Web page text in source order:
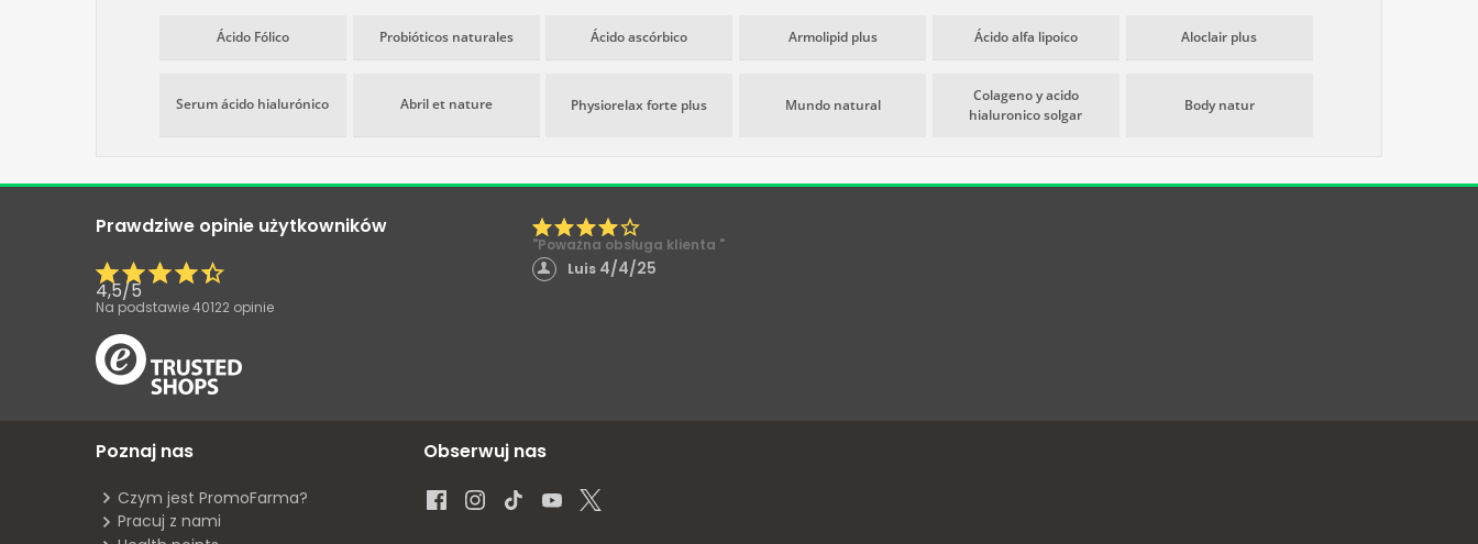
Ácido Fólico Probióticos naturales Ácido ascórbico Armolipid plus Ácido alfa lipoico Aloclair plus
Serum ácido hialurónico Abril et nature Physiorelax forte plus Mundo natural
Colageno y acido
hialuronico solgar
Body natur
Prawdziwe opinie użytkowników
4,5/5
Na podstawie40122 opinie
"Poważna obsługa klienta "
Luis 4/4/25
Poznaj nas
Czym jest PromoFarma?
Pracuj z nami
Obserwuj nas